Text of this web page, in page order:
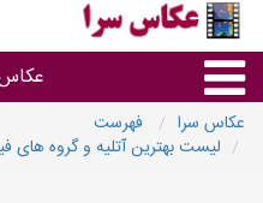
نوع
عکاس سرا
فهرست
لیست بهترین آتلیه و گروه های